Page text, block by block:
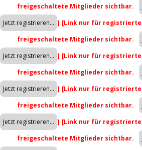
freigeschaltete Mitglieder sichtbar.
] [Link nur für
freigeschaltete Mitglieder sichtbar.
] [Link nur für
freigeschaltete Mitglieder sichtbar.
] [Link nur für
freigeschaltete Mitglieder sichtbar.
] [Link nur für
freigeschaltete Mitglieder sichtbar.